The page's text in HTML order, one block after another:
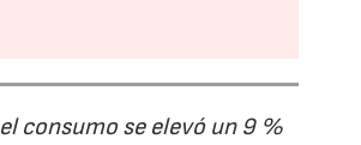
consumo se elevó un 9 %